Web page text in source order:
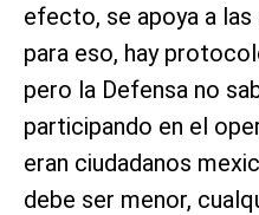
efecto, se apoya a
para eso, hay
pero la Defensa no
participando en el
eran ciudadanos
debe ser menor,